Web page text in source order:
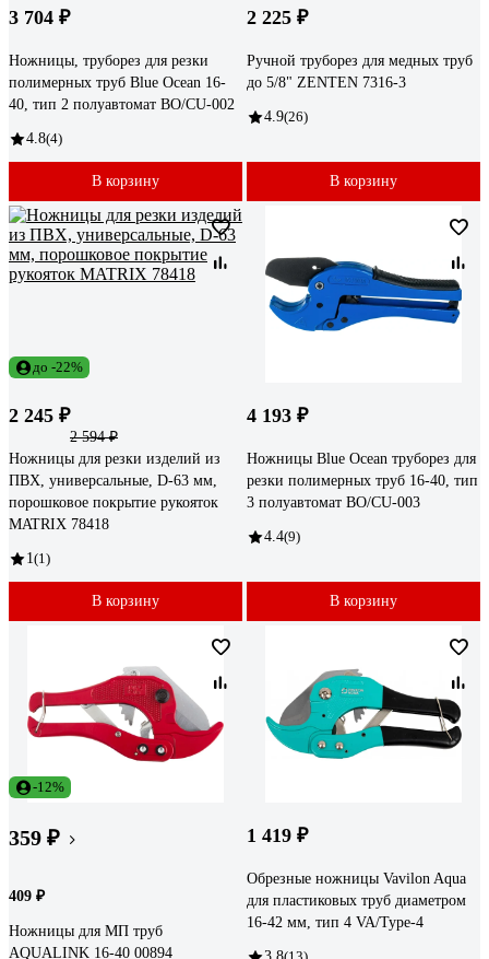
3 704 ₽
Ножницы, труборез для резки
полимерных труб Blue Ocean 16-
40, тип 2 полуавтомат BO/CU-002
4.8(4)
В корзину
2 225 ₽
Ручной труборез для медных труб
до 5/8" ZENTEN 7316-3
4.9(26)
В корзину
до -22%
2 245 ₽
2 594 ₽
Ножницы для резки изделий из
ПВХ, универсальные, D-63 мм,
порошковое покрытие рукояток
MATRIX 78418
1 (1)
В корзину
4 193 ₽
Ножницы Blue Ocean труборез для
резки полимерных труб 16-40, тип
3 полуавтомат BO/CU-003
4.4(9)
В корзину
-12%
359 ₽
409 ₽
Ножницы для МП труб
AQUALINK 16-40 00894
1 419 ₽
Обрезные ножницы Vavilon Aqua
для пластиковых труб диаметром
16-42 мм, тип 4 VA/Type-4